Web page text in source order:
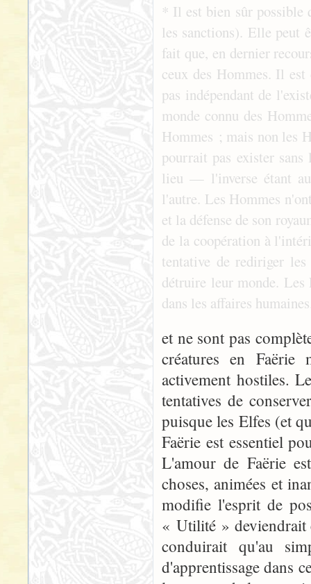
* Il est bien sûr possible
les sanctions). Elle peut
fait que, en dernier
ceux des Hommes. Il
pas indépendant de
monde connu des
Hommes ; mais non les
pourrait pas exister
lieu — l'inverse étant
l'autre. Les Hommes
et la défense de son
de la coopération à
tentative de rediriger
détruire leur monde.
dans les affaires
et ne sont pas
créatures en Faërie
activement hostiles.
tentatives de
puisque les Elfes (et
Faërie est essentiel
L'amour de Faërie
choses, animées et
modifie l'esprit de
« Utilité » deviendrait
conduirait qu'au
d'apprentissage dans